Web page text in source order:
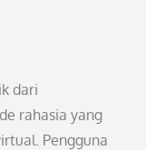
dari
rahasia yang
Pengguna